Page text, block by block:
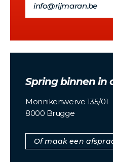
info@rijmaran.be
Spring binnen in
Monnikenwerve 135/01
8000 Brugge
Of maak een